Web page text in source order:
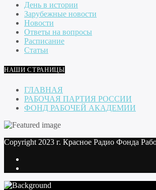
День в истории
Зарубежные новости
Новости
Ответы на вопросы
Расписание
Статьи
НАШИ СТРАНИЦЫ
ГЛАВНАЯ
РАБОЧАЯ ПАРТИЯ РОССИИ
ФОНД РАБОЧЕЙ АКАДЕМИИ
Copyright 2023 г. Красное Радио Фонда